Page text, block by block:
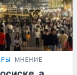
МНЕНИЕ